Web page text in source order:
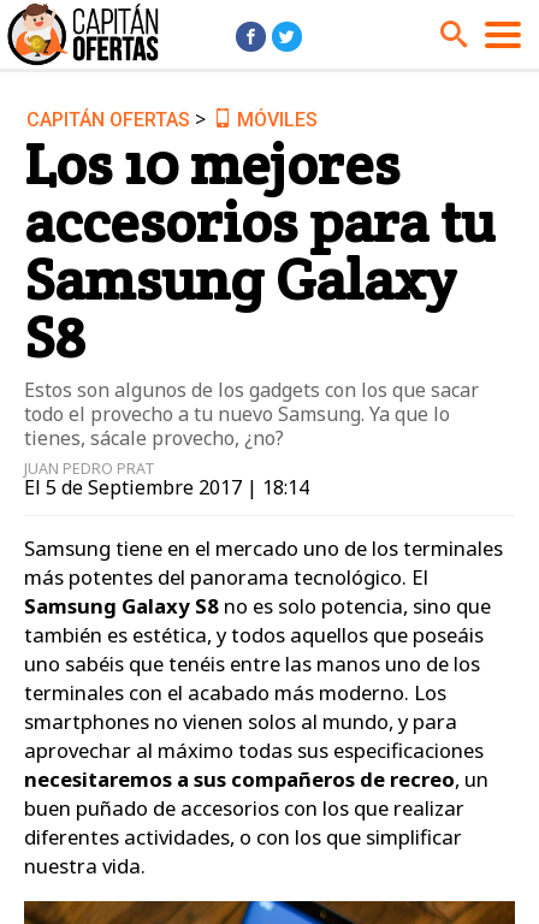
Audio y Música
Cámaras
Cine y Series
Coches
Deportes
Financiero
Hogar
Hoteles
Jardín
Juguetes
Libros
Móviles
Niños
Ordenadores
Tecnología
TV
Videojuegos
Vuelos
Zapatos
CAPITÁN OFERTAS > MÓVILES
Los 10 mejores
accesorios para tu
Samsung Galaxy
S8
Estos son algunos de los gadgets con los que sacar
todo el provecho a tu nuevo Samsung. Ya que lo
tienes, sácale provecho, ¿no?
JUAN PEDRO PRAT
El 5 de Septiembre 2017 | 18:14
Samsung tiene en el mercado uno de los terminales
más potentes del panorama tecnológico. El
Samsung Galaxy S8 no es solo potencia, sino que
también es estética, y todos aquellos que poseáis
uno sabéis que tenéis entre las manos uno de los
terminales con el acabado más moderno. Los
smartphones no vienen solos al mundo, y para
aprovechar al máximo todas sus especificaciones
necesitaremos a sus compañeros de recreo, un
buen puñado de accesorios con los que realizar
diferentes actividades, o con los que simplificar
nuestra vida.